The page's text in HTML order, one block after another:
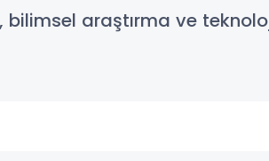
bilimsel araştırma ve